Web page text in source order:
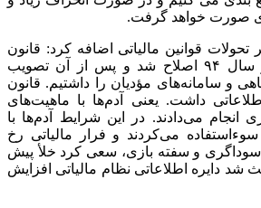
صورت خواهد گرفت.
قوانین مالیاتی اضافه کرد: قانون
مالیات‌های مستقیم در سال ۹۴ اصلاح شد و پس از آن تصویب
و سامانه‌های مؤدیان را داشتیم. قانون
اطلاعاتی داشت. یعنی آدم‌ها با ماهیت‌های
انجام می‌دادند. در این شرایط آدم‌ها با
می‌کردند و فرار مالیاتی رخ
سوداگری و سفته بازی، سعی کرد خلأ پیش
شد دایره اطلاعاتی نظام مالیاتی افزایش